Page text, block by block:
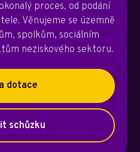
proces, od podání
Věnujeme se územně
spolkům, sociálním
neziskového sektoru.
dotace
schůzku